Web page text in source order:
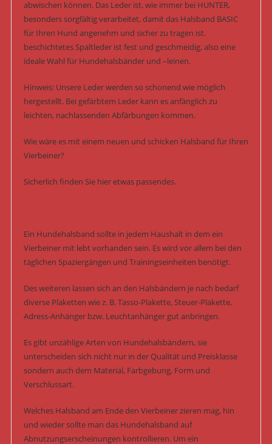
abwischen können. Das Leder ist, wie immer bei HUNTER,
besonders sorgfältig verarbeitet, damit das Halsband BASIC
für Ihren Hund angenehm und sicher zu tragen ist.
beschichtetes Spaltleder ist fest und geschmeidig, also eine
ideale Wahl für Hundehalsbänder und –leinen.
Hinweis: Unsere Leder werden so schonend wie möglich
hergestellt. Bei gefärbtem Leder kann es anfänglich zu
leichten, nachlassenden Abfärbungen kommen.
Wie wäre es mit einem neuen und schicken Halsband für Ihren
Vierbeiner?
Sicherlich finden Sie hier etwas passendes.
Ein Hundehalsband sollte in jedem Haushalt in dem ein
Vierbeiner mit lebt vorhanden sein. Es wird vor allem bei den
täglichen Spaziergängen und Trainingseinheiten benötigt.
Des weiteren lassen sich an den Halsbändern je nach bedarf
diverse Plaketten wie z. B. Tasso-Plakette, Steuer-Plakette,
Adress-Anhänger bzw. Leuchtanhänger gut anbringen.
Es gibt unzählige Arten von Hundehalsbändern, sie
unterscheiden sich nicht nur in der Qualität und Preisklasse
sondern auch dem Material, Farbgebung, Form und
Verschlussart.
Welches Halsband am Ende den Vierbeiner zieren mag, hin
und wieder sollte man das Hundehalsband auf
Abnutzungserscheinungen kontrollieren. Um ein